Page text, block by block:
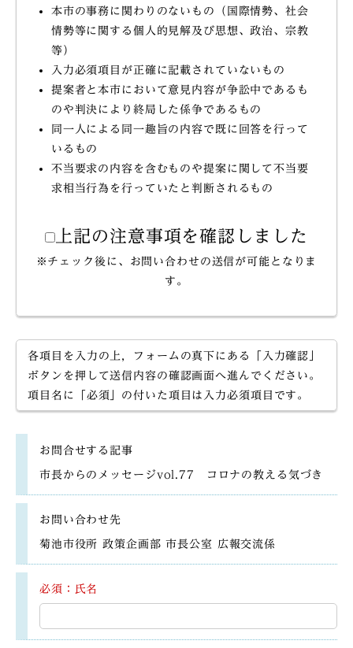
本市の事務に関わりのないもの（国際情勢、社会
情勢等に関する個人的見解及び思想、政治、宗教
等）
入力必須項目が正確に記載されていないもの
提案者と本市において意見内容が争訟中であるも
のや判決により終局した係争であるもの
同一人による同一趣旨の内容で既に回答を行って
いるもの
不当要求の内容を含むものや提案に関して不当要
求相当行為を行っていたと判断されるもの
上記の注意事項を確認しました
※チェック後に、お問い合わせの送信が可能となりま
す。
各項目を入力の上，フォームの真下にある「入力確認」
ボタンを押して送信内容の確認画面へ進んでください。
項目名に「必須」の付いた項目は入力必須項目です。
お問合せする記事
市長からのメッセージvol.77 コロナの教える気づき
お問い合わせ先
菊池市役所 政策企画部 市長公室 広報交流係
必須：氏名